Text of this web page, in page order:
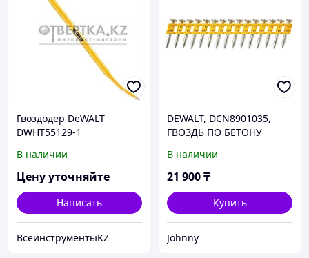
Гвоздодер DeWALT
DWHT55129-1
В наличии
Цену уточняйте
Написать
ВсеинструментыKZ
DEWALT, DCN8901035,
ГВОЗДЬ ПО БЕТОНУ
ЖЕЛТЫЙ
В наличии
21 900₸
Купить
Johnny